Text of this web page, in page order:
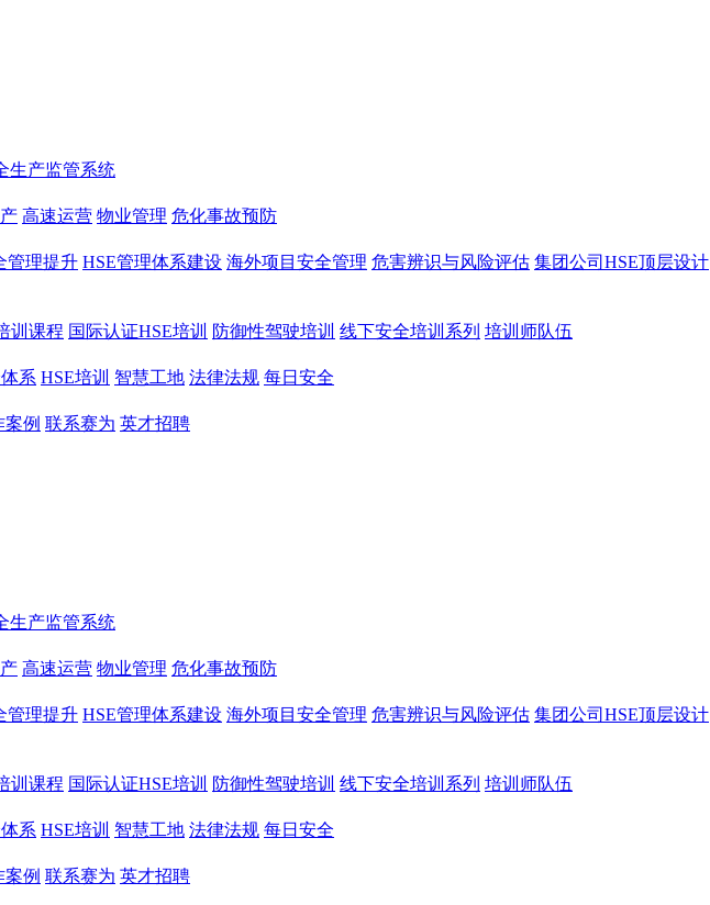
生产监管系统
高速运营 物业管理 危化事故预防
管理提升 HSE管理体系建设 海外项目安全管理 危害辨识与风险评估 集团公司HSE顶层设计
训课程 国际认证HSE培训 防御性驾驶培训 线下安全培训系列 培训师队伍
系 HSE培训 智慧工地 法律法规 每日安全
案例 联系赛为 英才招聘
生产监管系统
高速运营 物业管理 危化事故预防
管理提升 HSE管理体系建设 海外项目安全管理 危害辨识与风险评估 集团公司HSE顶层设计
训课程 国际认证HSE培训 防御性驾驶培训 线下安全培训系列 培训师队伍
系 HSE培训 智慧工地 法律法规 每日安全
案例 联系赛为 英才招聘